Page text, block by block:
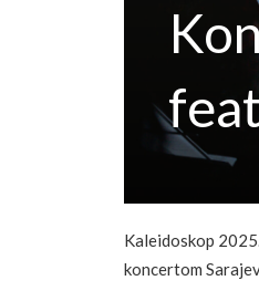
Kaleidoskop
koncertom